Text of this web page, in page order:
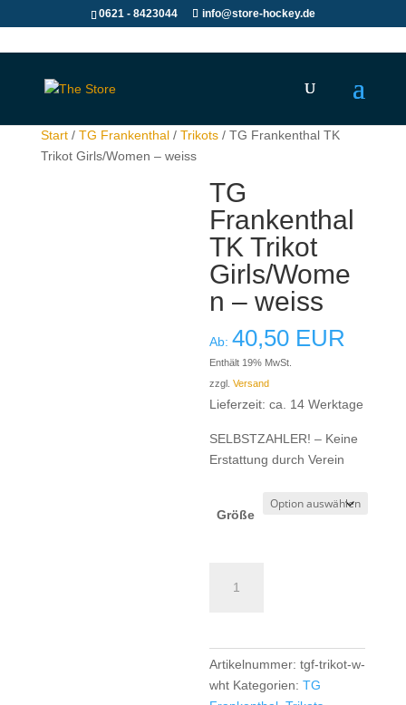
0621 - 8423044 info@store-hockey.de
Start/ TG Frankenthal/ Trikots/ TG Frankenthal TK
Trikot Girls/Women – weiss
TG
Frankenthal
TK Trikot
Girls/Wome
n – weiss
Ab:40,50 EUR
Enthält 19% MwSt.
zzgl.Versand
Lieferzeit: ca. 14 Werktage
SELBSTZAHLER! – Keine
Erstattung durch Verein
Größe
Frankenthal
Artikelnummer:tgf-trikot-w-
wht Kategorien:TG